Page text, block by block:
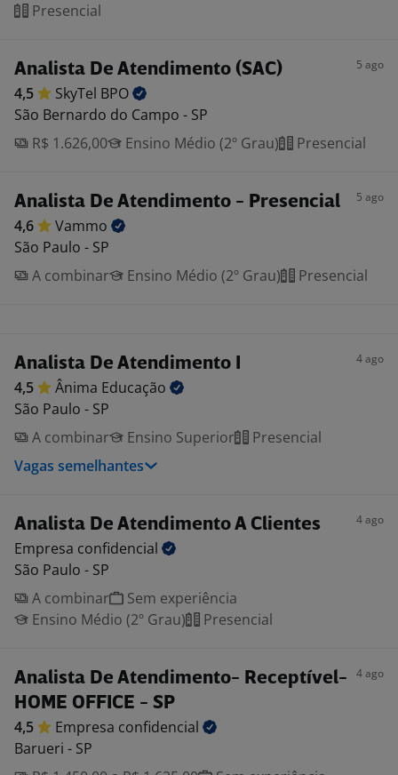
Presencial
Analista De Atendimento (SAC) 5 ago
4,5 SkyTel BPO
São Bernardo do Campo - SP
R$ 1.626,00
Ensino Médio (2º Grau) Presencial
Analista De Atendimento - Presencial 5 ago
4,6
Vammo
São Paulo - SP
A combinar
Ensino Médio (2º Grau) Presencial
Analista De Atendimento I 4 ago
4,5 Ânima Educação
São Paulo - SP
A combinar
Ensino Superior
Presencial
Vagas semelhantes
Analista De Atendimento A Clientes 4 ago
Empresa confidencial
São Paulo - SP
A combinar
Sem experiência
Ensino Médio (2º Grau)
Presencial
Analista De Atendimento- Receptível-
HOME OFFICE - SP
4 ago
4,5 Empresa confidencial
Barueri - SP